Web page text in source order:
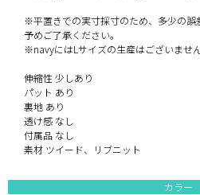
※平置きでの実寸採寸のため、多少の誤
予めご了承ください。
※navyにはLサイズの生産はございません
伸縮性 少しあり
パット あり
裏地 あり
透け感 なし
付属品 なし
素材 ツイード、リブニット
カラー